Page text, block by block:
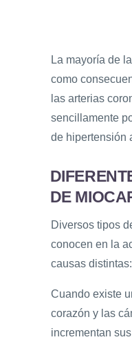
La mayoría de
como
las arterias
sencillamente
de hipertensión
DE
Diversos tipos
conocen en la
causas distintas:
Cuando existe
corazón y las
incrementan